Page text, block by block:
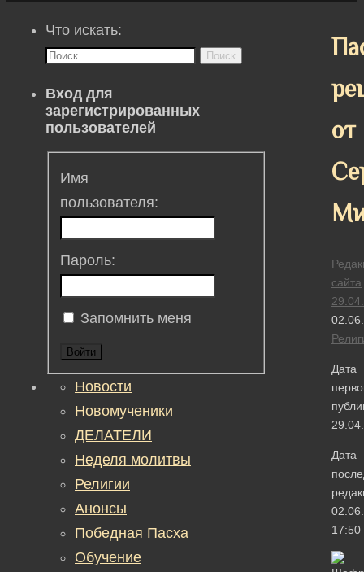
от
сайта
Дата
Дата
17:50
Что искать:
Поиск
Вход для
зарегистрированных
пользователей
Имя
пользователя:
Пароль:
Запомнить меня
Войти
Новости
Новомученики
ДЕЛАТЕЛИ
Неделя молитвы
Религии
Анонсы
Победная Пасха
Обучение